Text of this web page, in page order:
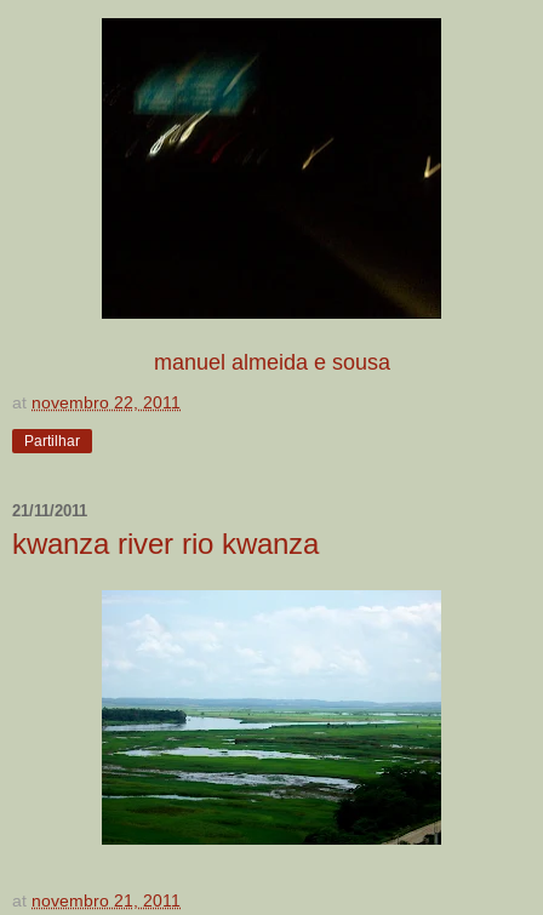
manuel almeida e sousa
at novembro 22, 2011
Partilhar
21/11/2011
kwanza river rio kwanza
at novembro 21, 2011